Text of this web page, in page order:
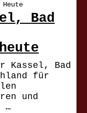
Bad
Kassel, Bad
für
und
…